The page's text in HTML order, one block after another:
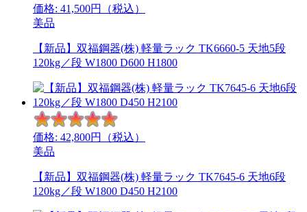
価格: 41,500円（税込）
美品
【新品】双福鋼器(株) 軽量ラック TK6660-5 天地5段
120kg／段 W1800 D600 H1800
価格: 42,800円（税込）
美品
【新品】双福鋼器(株) 軽量ラック TK7645-6 天地6段
120kg／段 W1800 D450 H2100